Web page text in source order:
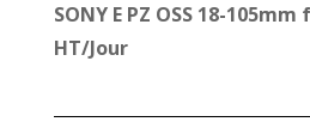
SONY E PZ OSS 18-
HT/Jour